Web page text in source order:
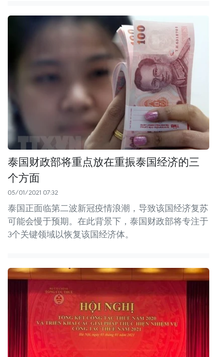
泰国财政部将重点放在重振泰国经济的三
个方面
05/01/2021 07:32
泰国正面临第二波新冠疫情浪潮，导致该国经济复苏
可能会慢于预期。在此背景下，泰国财政部将专注于
3个关键领域以恢复该国经济体。